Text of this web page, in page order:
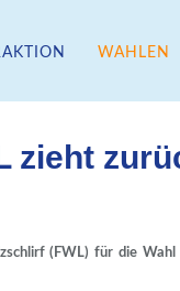
WAHLEN
zieht
(FWL) für die